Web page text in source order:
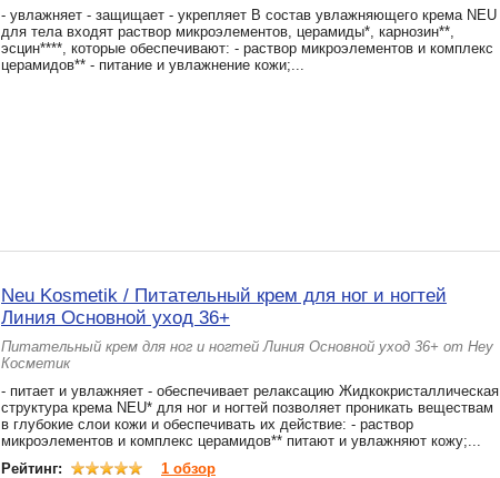
- увлажняет - защищает - укрепляет В состав увлажняющего крема NEU
для тела входят раствор микроэлементов, церамиды*, карнозин**,
эсцин****, которые обеспечивают: - раствор микроэлементов и комплекс
церамидов** - питание и увлажнение кожи;...
Neu Kosmetik / Питательный крем для ног и ногтей
Линия Основной уход 36+
Питательный крем для ног и ногтей Линия Основной уход 36+ от Неу
Косметик
- питает и увлажняет - обеспечивает релаксацию Жидкокристаллическая
структура крема NEU* для ног и ногтей позволяет проникать веществам
в глубокие слои кожи и обеспечивать их действие: - раствор
микроэлементов и комплекс церамидов** питают и увлажняют кожу;...
Рейтинг:
1 обзор